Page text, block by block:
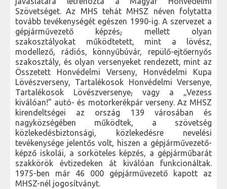
Szövetséget. Az MHS tehát MHSZ néven folytatta
tovább tevékenységét egészen 1990-ig. A szervezet a
gépjárművezető képzés,mellett olyan
szakosztályokat működtetett, mint a lövész,
modellező, rádiós, könnyűbúvár, repülő-ejtőernyős
szakosztály, és olyan versenyeket rendezett, mint az
Összetett Honvédelmi Verseny, Honvédelmi Kupa
Lövészverseny, Tartalékosok Honvédelmi Versenye,
Tartalékosok Lövészversenye, vagy a „Vezess
kiválóan!” autó- és motorkerékpár verseny. Az MHSZ
kirendeltségei az ország 139 városában és
nagyközségében működtek, a szövetség
közlekedésbiztonsági, közlekedésre nevelési
tevékenysége jelentős volt, hiszen a gépjárművezető-
képző iskolái, a sorköteles képzés, a gépjárműbarát
szakkörök évtizedeken át kiválóan funkcionáltak.
1975-ben már 46 000 gépjárművezető kapott az
MHSZ-nél jogosítványt.